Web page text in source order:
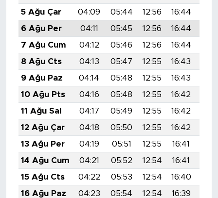
5 Ağu Çar
04:09 05:44 12:56 16:44
6 Ağu Per
04:11 05:45 12:56 16:44
7 Ağu Cum
04:12 05:46 12:56 16:44
8 Ağu Cts
04:13 05:47 12:55 16:43
9 Ağu Paz
04:14 05:48 12:55 16:43
10 Ağu Pts
04:16 05:48 12:55 16:42
11 Ağu Sal
04:17 05:49 12:55 16:42
12 Ağu Çar
04:18 05:50 12:55 16:42
13 Ağu Per
04:19 05:51 12:55 16:41
14 Ağu Cum
04:21 05:52 12:54 16:41
15 Ağu Cts
04:22 05:53 12:54 16:40
16 Ağu Paz
04:23 05:54 12:54 16:39